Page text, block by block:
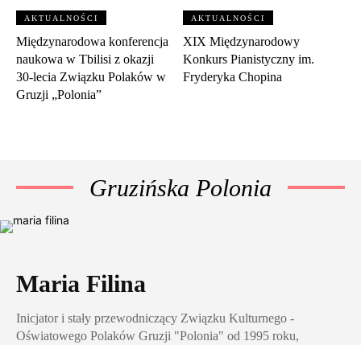
AKTUALNOŚCI
Międzynarodowa konferencja
naukowa w Tbilisi z okazji
30‑lecia Związku Polaków w
Gruzji „Polonia”
AKTUALNOŚCI
XIX Międzynarodowy
Konkurs Pianistyczny im.
Fryderyka Chopina
Gruzińska Polonia
Maria Filina
Inicjator i stały przewodniczący Związku Kulturnego -
Oświatowego Polaków Gruzji "Polonia" od 1995 roku,